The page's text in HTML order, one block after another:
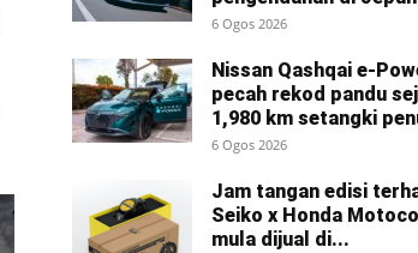
6 Ogos 2026
Nissan Qashqai e-
pecah rekod pandu
1,980 km setangki
6 Ogos 2026
Jam tangan edisi
Seiko x Honda
mula dijual di...